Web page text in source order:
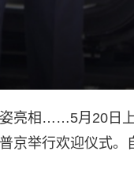
亮相……5月20日
京举行欢迎仪式